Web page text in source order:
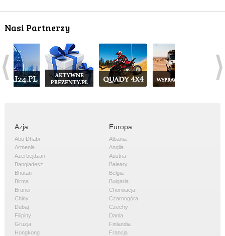
Nasi Partnerzy
Azja
Abu Dhabi
Armenia
Azerbejdżan
Bangladesz
Bhutan
Birma
Brunei
Chiny
Dubaj
Filipiny
Gruzja
Hongkong
Europa
Albania
Anglia
Austria
Baleary
Belgia
Bułgaria
Chorwacja
Czarnogóra
Czechy
Dania
Finlandia
Francja